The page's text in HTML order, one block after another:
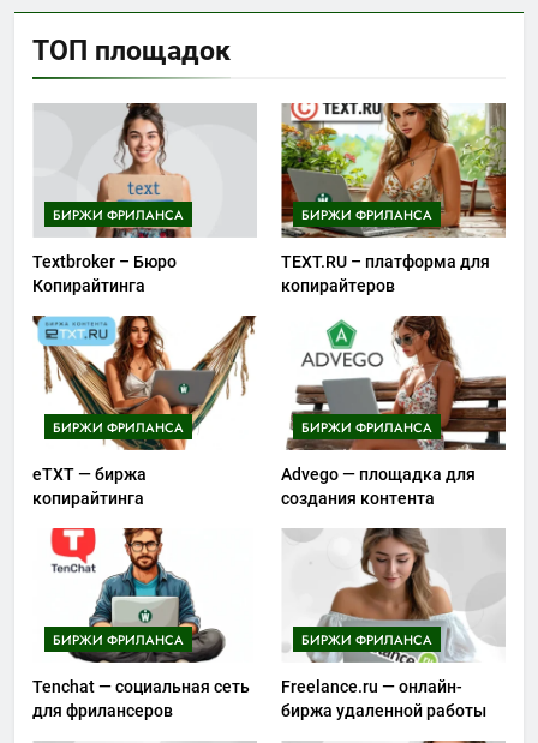
ТОП площадок
БИРЖИ ФРИЛАНСА
Textbroker – Бюро
Копирайтинга
БИРЖИ ФРИЛАНСА
TEXT.RU – платформа для
копирайтеров
БИРЖИ ФРИЛАНСА
eTXT — биржа
копирайтинга
БИРЖИ ФРИЛАНСА
Advego — площадка для
создания контента
БИРЖИ ФРИЛАНСА
Tenchat — социальная сеть
для фрилансеров
БИРЖИ ФРИЛАНСА
Freelance.ru — онлайн-
биржа удаленной работы